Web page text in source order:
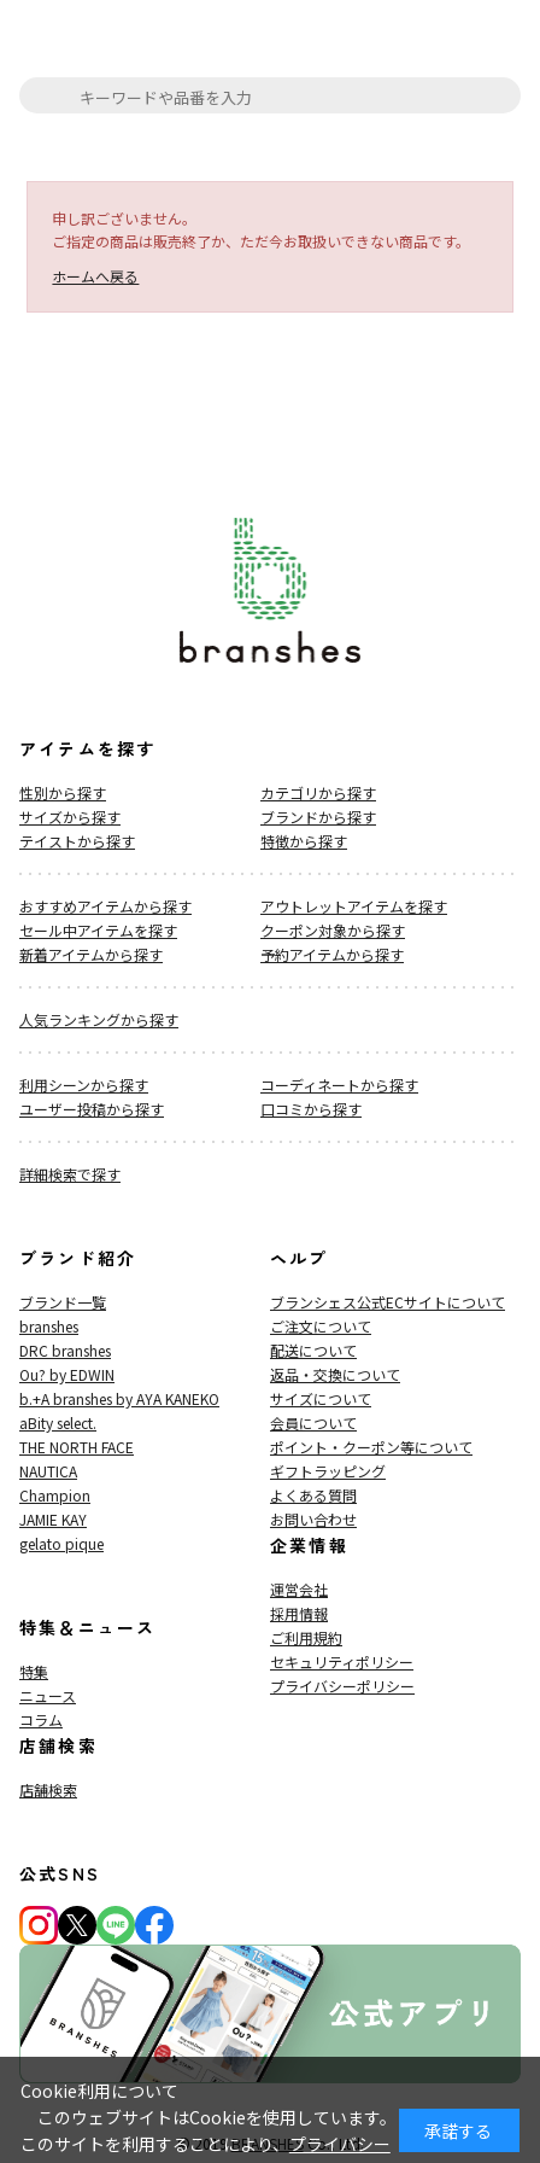
申し訳ございません。
ご指定の商品は販売終了か、ただ今お取扱いできない商品です。
ホームへ戻る
アイテムを探す
性別から探す
カテゴリから探す
サイズから探す
ブランドから探す
テイストから探す
特徴から探す
おすすめアイテムから探す
アウトレットアイテムを探す
セール中アイテムを探す
クーポン対象から探す
新着アイテムから探す
予約アイテムから探す
人気ランキングから探す
利用シーンから探す
コーディネートから探す
ユーザー投稿から探す
口コミから探す
詳細検索で探す
ブランド紹介
ブランド一覧
branshes
DRC branshes
Ou? by EDWIN
b.+A branshes by AYA KANEKO
aBity select.
THE NORTH FACE
NAUTICA
Champion
JAMIE KAY
gelato pique
特集＆ニュース
特集
ニュース
コラム
店舗検索
店舗検索
ヘルプ
ブランシェス公式ECサイトについて
ご注文について
配送について
返品・交換について
サイズについて
会員について
ポイント・クーポン等について
ギフトラッピング
よくある質問
お問い合わせ
企業情報
運営会社
採用情報
ご利用規約
セキュリティポリシー
プライバシーポリシー
公式SNS
© 2019BRANSHESCo., Ltd.
Cookie利用について
このウェブサイトはCookieを使用しています。
このサイトを利用することにより、プライバシー
承諾する